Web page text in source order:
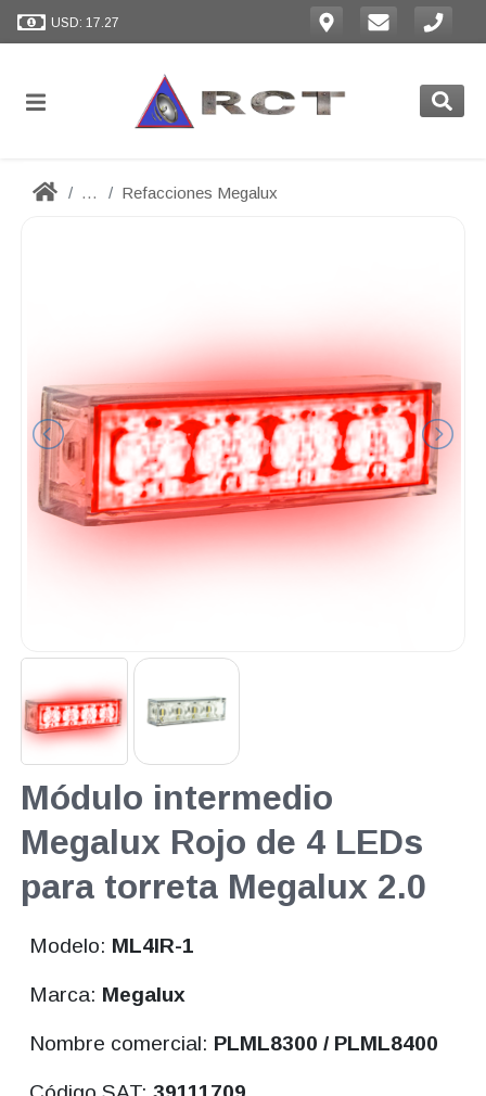
USD: 17.27
... Refacciones Megalux
Módulo intermedio
Megalux Rojo de 4 LEDs
para torreta Megalux 2.0
Modelo: ML4IR-1
Marca: Megalux
Nombre comercial: PLML8300 / PLML8400